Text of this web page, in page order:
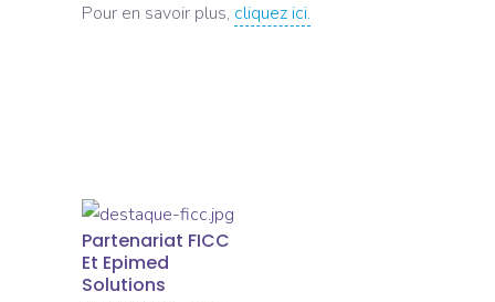
Pour en savoir plus, cliquez ici.
Partenariat FICC
Et Epimed
Solutions